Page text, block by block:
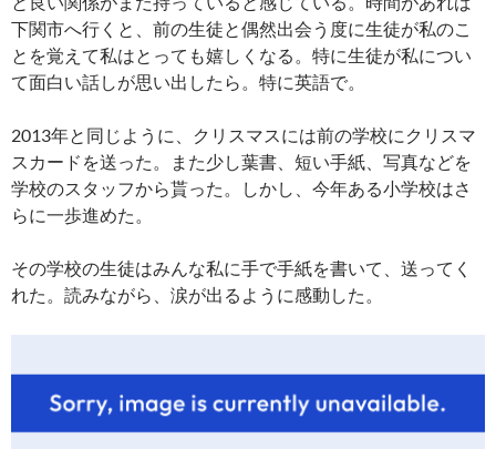
下関市へ行くと、前の生徒と偶然出会う度に生徒が私のこ
とを覚えて私はとっても嬉しくなる。特に生徒が私につい
て面白い話しが思い出したら。特に英語で。
2013年と同じように、クリスマスには前の学校にクリスマ
スカードを送った。また少し葉書、短い手紙、写真などを
学校のスタッフから貰った。しかし、今年ある小学校はさ
らに一歩進めた。
その学校の生徒はみんな私に手で手紙を書いて、送ってく
れた。読みながら、涙が出るように感動した。